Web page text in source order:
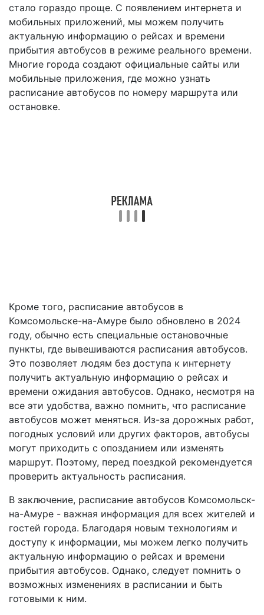
стало гораздо проще. С появлением интернета и
мобильных приложений, мы можем получить
актуальную информацию о рейсах и времени
прибытия автобусов в режиме реального времени.
Многие города создают официальные сайты или
мобильные приложения, где можно узнать
расписание автобусов по номеру маршрута или
остановке.
Кроме того, расписание автобусов в
Комсомольске-на-Амуре было обновлено в 2024
году, обычно есть специальные остановочные
пункты, где вывешиваются расписания автобусов.
Это позволяет людям без доступа к интернету
получить актуальную информацию о рейсах и
времени ожидания автобусов. Однако, несмотря на
все эти удобства, важно помнить, что расписание
автобусов может меняться. Из-за дорожных работ,
погодных условий или других факторов, автобусы
могут приходить с опозданием или изменять
маршрут. Поэтому, перед поездкой рекомендуется
проверить актуальность расписания.
В заключение, расписание автобусов Комсомольск-
на-Амуре - важная информация для всех жителей и
гостей города. Благодаря новым технологиям и
доступу к информации, мы можем легко получить
актуальную информацию о рейсах и времени
прибытия автобусов. Однако, следует помнить о
возможных изменениях в расписании и быть
готовыми к ним.